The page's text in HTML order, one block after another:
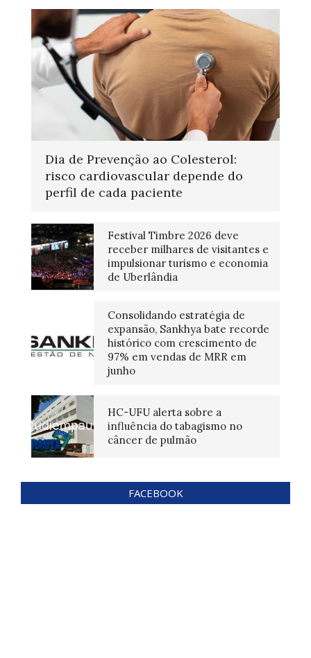
Dia de Prevenção ao Colesterol:
risco cardiovascular depende do
perfil de cada paciente
Festival Timbre 2026 deve
receber milhares de visitantes e
impulsionar turismo e economia
de Uberlândia
Consolidando estratégia de
expansão, Sankhya bate recorde
histórico com crescimento de
97% em vendas de MRR em
junho
HC-UFU alerta sobre a
influência do tabagismo no
câncer de pulmão
FACEBOOK